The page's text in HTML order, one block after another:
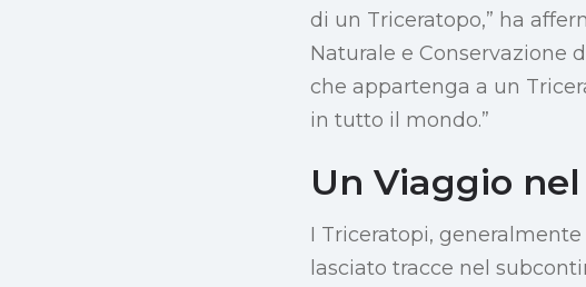
di un Triceratopo,” ha
Naturale e Conservazione
che appartenga a un
in tutto il mondo.”
Un Viaggio
I Triceratopi,
lasciato tracce nel